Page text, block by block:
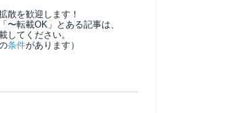
散を歓迎します！
〜転載OK」とある記事は、
してください。
条件があります）